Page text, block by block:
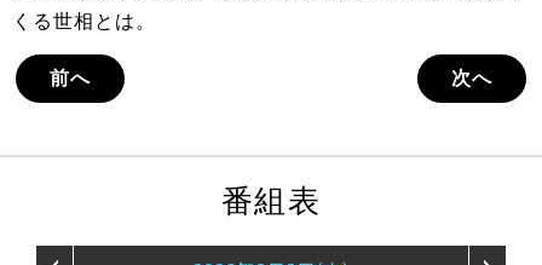
くる世相とは。
前へ 次へ
番組表